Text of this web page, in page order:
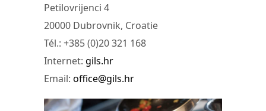
Petilovrijenci 4
20000 Dubrovnik, Croatie
Tél.: +385 (0)20 321 168
Internet: gils.hr
Email: office@gils.hr